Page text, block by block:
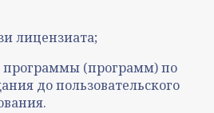
лицензиата;
программы (программ) по
до пользовательского